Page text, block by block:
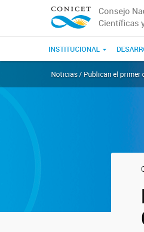
Consejo
Científicas
INSTITUCIONAL
Noticias / Publican el primer